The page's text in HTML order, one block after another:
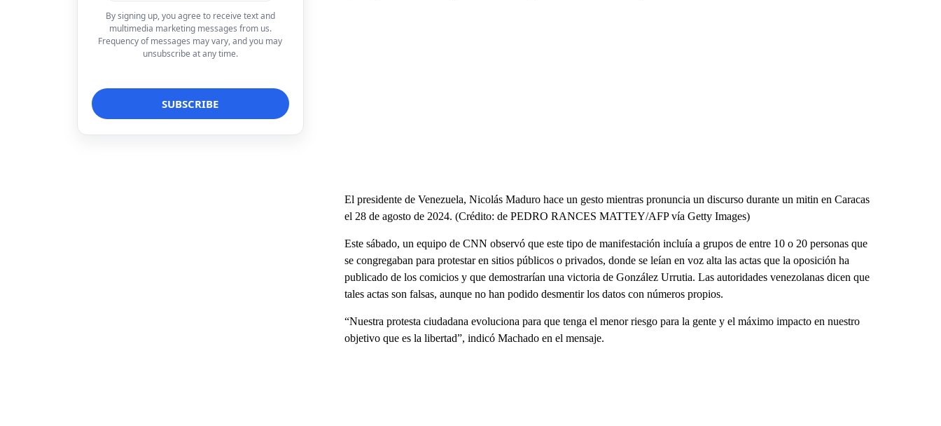
By signing up, you agree to receive text and
multimedia marketing messages from us.
Frequency of messages may vary, and you may
unsubscribe at any time.
El presidente de Venezuela, Nicolás Maduro hace un gesto mientras pronuncia un discurso durante un mitin en Caracas
el 28 de agosto de 2024. (Crédito: de PEDRO RANCES MATTEY/AFP vía Getty Images)
Este sábado, un equipo de CNN observó que este tipo de manifestación incluía a grupos de entre 10 o 20 personas que
se congregaban para protestar en sitios públicos o privados, donde se leían en voz alta las actas que la oposición ha
publicado de los comicios y que demostrarían una victoria de González Urrutia. Las autoridades venezolanas dicen que
tales actas son falsas, aunque no han podido desmentir los datos con números propios.
“Nuestra protesta ciudadana evoluciona para que tenga el menor riesgo para la gente y el máximo impacto en nuestro
objetivo que es la libertad”, indicó Machado en el mensaje.